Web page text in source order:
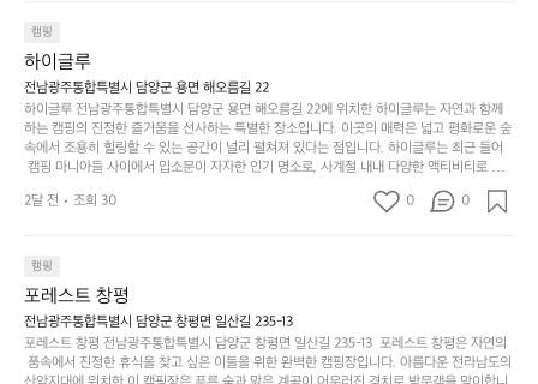
이
걸
리
는
순
다.
그
갑’입
니
다.
일
상
에
고
다
분
하
고,
단
순
하
하
지
않
바로 화장실있음 .5분거리 cu .2분거리 음식점  항구에
서부터 해변까지 버스도 다니네요 ㅎㅎㅎ 아이들 엄청
좋아하네요 점심쯤도착해서 철수할때까지 물놀이 3
타임이나 했네요 ⛱️
항구에서부터 해변까지 버스도 다니네요 ㅎㅎㅎ 아이들 엄청 좋아하네요 점
심쯤도착해서 철수할때까지 물놀이 3타임이나 했네요 ⛱️
포
리
해
변
캠
핑!
무
좋
캠핑
하이글루
전남광주통합특별시 담양군 용면 해오름길 22
하이글루 전남광주통합특별시 담양군 용면 해오름길 22에 위치한 하이글루는 자연과 함께
하는 캠핑의 진정한 즐거움을 선사하는 특별한 장소입니다. 이곳의 매력은 넓고 평화로운 숲
속에서 조용히 힐링할 수 있는 공간이 널리 펼쳐져 있다는 점입니다. 하이글루는 최근 들어
캠핑 마니아들 사이에서 입소문이 자자한 인기 명소로, 사계절 내내 다양한 액티비티로 방
문객들을 맞이합니다. 특히, 하이글루의 독특한 시설인 글램핑 텐트는 고객들에게 아늑한 잠
자리를 제공하며, 캠핑의 매력을 한층 더해 줍니다. 밖에서는 자연의 소리를 들으며, 내부에
함께 좋은 시간을 보낼 수 있다는 것입니다. 또한, 하이글루 인근에는 다양한 트레킹 코스와
자전거 도로가 있어 아웃도어 활동을 좋아하는 이들에게 더욱 참조할 만한 장소가 됩니다.
담양의 아름다운 자연과 함께, 건강한 레저 활동을 즐기며 행복한 캠핑 경험을 쌓으실 수 있
습니다. 하이글루에서 특별한 순간을 만끽해보세요. 따뜻한 햇살과 함께하는 아침, 상징적인
담양의 죽녹원과 함께 어우러진 저녁, 그리고 고요한 밤하늘 아래에서 별을 바라보며 나누는
이야기들은 여러분의 캠핑 여행을 더욱 특별하게 만들어 줄 것입니다.  인기 정도: ★★★★
★
2달 전 조회 30 0 0
캠핑
포레스트 창평
전남광주통합특별시 담양군 창평면 일산길 235-13
포레스트 창평 전남광주통합특별시 담양군 창평면 일산길 235-13  포레스트 창평은 자연의
품속에서 진정한 휴식을 찾고 싶은 이들을 위한 완벽한 캠핑장입니다. 아름다운 전라남도의